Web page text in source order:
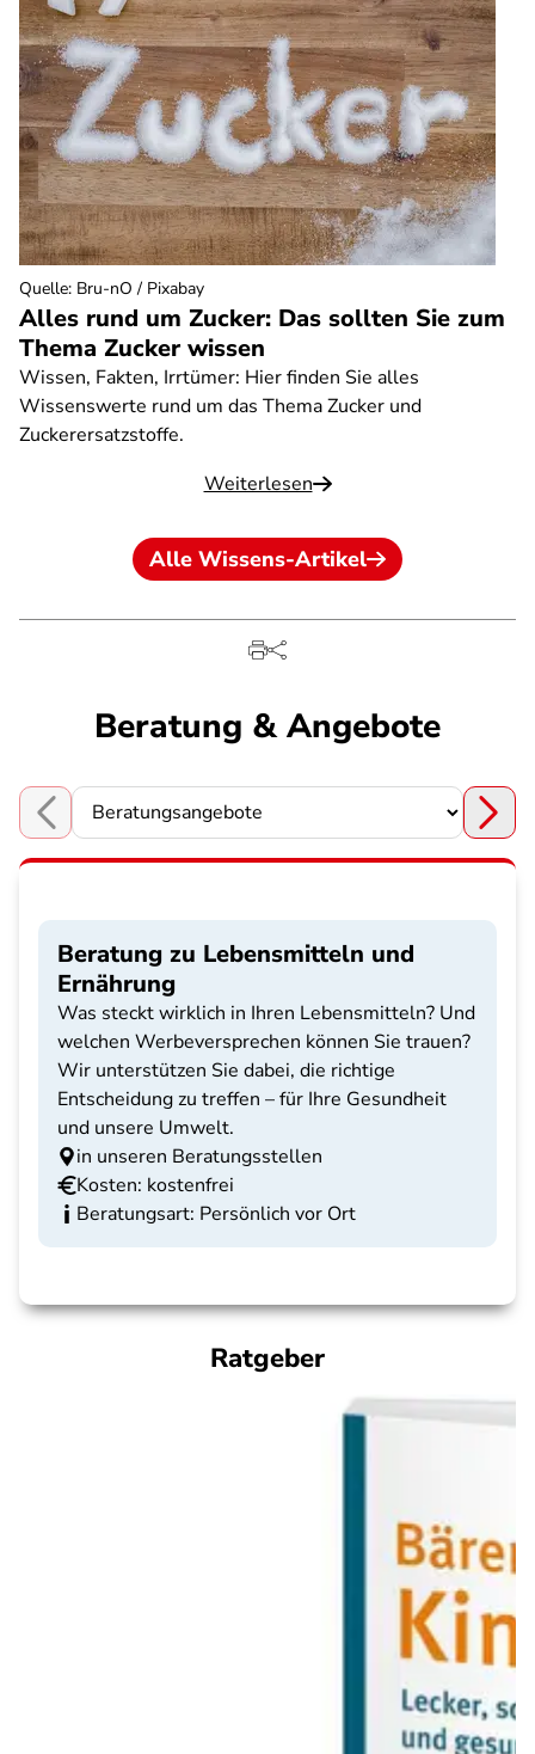
Alles rund um Zucker: Das sollten Sie zum
Thema Zucker wissen
Wissen, Fakten, Irrtümer: Hier finden Sie alles
Wissenswerte rund um das Thema Zucker und
Zuckerersatzstoffe.
Weiterlesen
Quelle: Bru-nO / Pixabay
Alle Wissens-Artikel
Beratung & Angebote
Choose a section
Beratung zu Lebensmitteln und
Ernährung
Was steckt wirklich in Ihren Lebensmitteln? Und
welchen Werbeversprechen können Sie trauen?
Wir unterstützen Sie dabei, die richtige
Entscheidung zu treffen – für Ihre Gesundheit
und unsere Umwelt.
in unseren Beratungsstellen
Kosten: kostenfrei
Beratungsart: Persönlich vor Ort
Ratgeber